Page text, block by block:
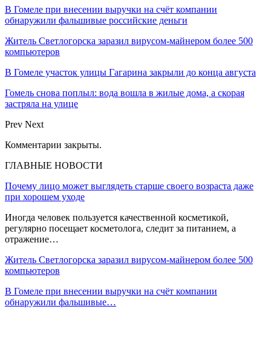
В Гомеле при внесении выручки на счёт компании
обнаружили фальшивые российские деньги
Житель Светлогорска заразил вирусом-майнером более 500
компьютеров
В Гомеле участок улицы Гагарина закрыли до конца августа
Гомель снова поплыл: вода вошла в жилые дома, а скорая
застряла на улице
Prev Next
Комментарии закрыты.
ГЛАВНЫЕ НОВОСТИ
Почему лицо может выглядеть старше своего возраста даже
при хорошем уходе
Иногда человек пользуется качественной косметикой,
регулярно посещает косметолога, следит за питанием, а
отражение…
Житель Светлогорска заразил вирусом-майнером более 500
компьютеров
В Гомеле при внесении выручки на счёт компании
обнаружили фальшивые…